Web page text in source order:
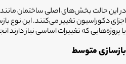
در این حالت بخش‌های اصلی ساختمان مانند
اجزای دکوراسیون تغییر می‌کنند. این نوع
یا پروژه‌هایی که تغییرات اساسی نیاز دارند
بازسازی متوسط